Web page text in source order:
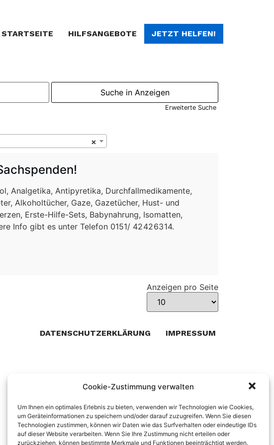
Cookie-Zustimmung verwalten
Um Ihnen ein optimales Erlebnis zu bieten, verwenden wir Technologien wie Cookies,
um Geräteinformationen zu speichern und/oder darauf zuzugreifen. Wenn Sie diesen
Technologien zustimmen, können wir Daten wie das Surfverhalten oder eindeutige IDs
auf dieser Website verarbeiten. Wenn Sie Ihre Zustimmung nicht erteilen oder
zurückziehen, können bestimmte Merkmale und Funktionen beeinträchtigt werden.
STARTSEITE HILFSANGEBOTE JETZT HELFEN!
Erweiterte Suche
×
Analgetika, Antipyretika, Durchfallmedikamente,
Alkoholtücher, Gaze, Gazetücher, Hust- und
Erste-Hilfe-Sets, Babynahrung, Isomatten,
Info gibt es unter Telefon 0151/ 42 42 63 14.
Anzeigen pro Seite
DATENSCHUTZERKLÄRUNG IMPRESSUM